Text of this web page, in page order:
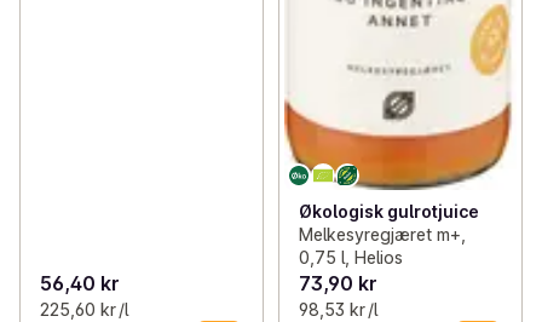
56,40 kr
225,60 kr /l
Økologisk gulrotjuice
Melkesyregjæret m+,
0,75 l, Helios
73,90 kr
98,53 kr /l